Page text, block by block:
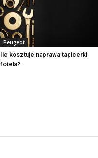
Peugeot
Ile kosztuje naprawa tapicerki
fotela?